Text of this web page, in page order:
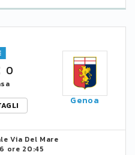
0
Genoa
Via Del Mare
ore 20:45